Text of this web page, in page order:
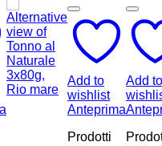
Add to
wishlist
Anteprima
Prodotti
Add to